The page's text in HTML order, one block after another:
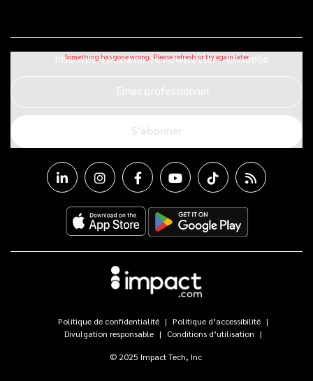
Inscrivez-vous à notre newsletter mensuelle
Email professionnel
S'abonner
© 2025 Impact Tech, Inc
Politique de confidentialité
Politique d’accessibilité
Divulgation responsable
Conditions d’utilisation